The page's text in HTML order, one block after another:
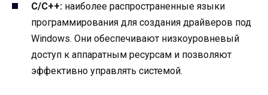
С/С++: наиболее распространенные языки
программирования для создания драйверов под
Windows. Они обеспечивают низкоуровневый
доступ к аппаратным ресурсам и позволяют
эффективно управлять системой.